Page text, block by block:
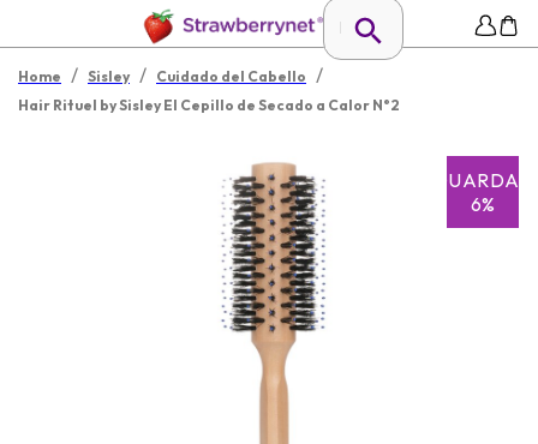
Home / Sisley / Cuidado del Cabello /
Hair Rituel by Sisley El Cepillo de Secado a Calor N°2
GUARDAR
6%